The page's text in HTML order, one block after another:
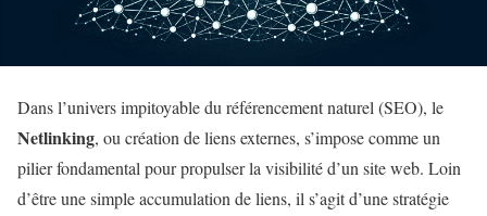
Dans l’univers impitoyable du référencement naturel (SEO), le
Netlinking, ou création de liens externes, s’impose comme un
pilier fondamental pour propulser la visibilité d’un site web. Loin
d’être une simple accumulation de liens, il s’agit d’une stratégie